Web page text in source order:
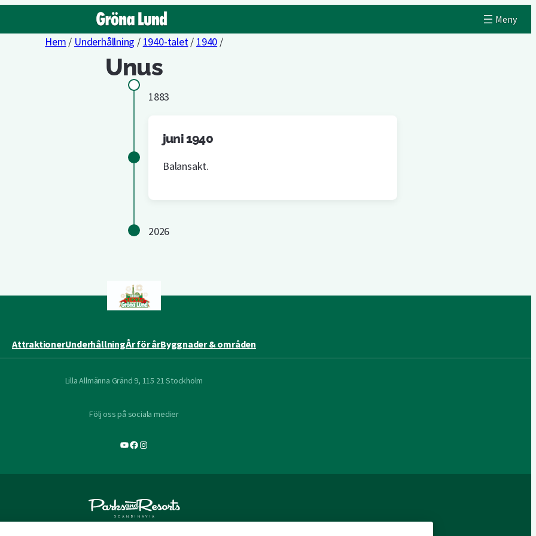
Hem / Underhållning / 1940-talet/ 1940 /
Unus
1883
juni 1940
Balansakt.
2026
AttraktionerUnderhållningÅr för årByggnader & områden
Lilla Allmänna Gränd 9, 115 21 Stockholm
Följ oss på sociala medier
YouTube
Facebook
Instagram